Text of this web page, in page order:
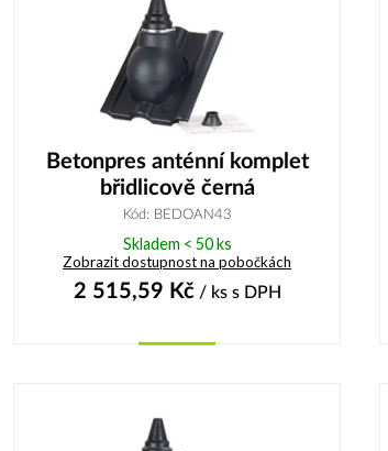
Betonpres anténní komplet
břidlicově černá
Kód: BEDOAN43
Skladem < 50 ks
Zobrazit dostupnost na pobočkách
2 515,59 Kč/ ks s DPH